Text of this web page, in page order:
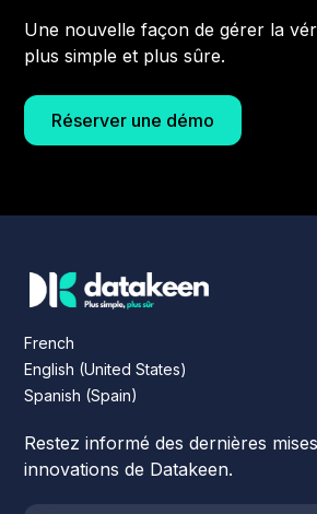
Une nouvelle façon de gérer la
plus simple et plus sûre.
Réserver une démo
French
English (United States)
Spanish (Spain)
Restez informé des dernières
innovations de Datakeen.